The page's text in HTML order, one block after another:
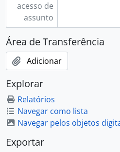
acesso de
assunto
Área de Transferência
Adicionar
Explorar
Relatórios
Navegar como lista
Navegar pelos objetos
Exportar